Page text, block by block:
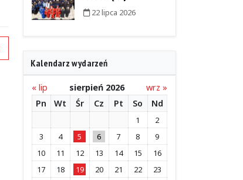
22 lipca 2026
Kalendarz wydarzeń
« lip sierpień 2026
wrz »
Pn
Wt Śr Cz Pt So Nd
1
2
3
4 5 6 7 8
9
10
11 12 13 14 15
16
17
18 19 20 21 22
23